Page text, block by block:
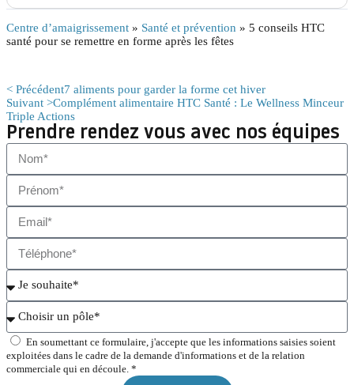
Centre d’amaigrissement » Santé et prévention » 5 conseils HTC
santé pour se remettre en forme après les fêtes
< Précédent7 aliments pour garder la forme cet hiver
Suivant >Complément alimentaire HTC Santé : Le Wellness Minceur
Triple Actions
Prendre rendez vous avec nos équipes
En soumettant ce formulaire, j'accepte que les informations saisies soient
exploitées dans le cadre de la demande d'informations et de la relation
commerciale qui en découle. *